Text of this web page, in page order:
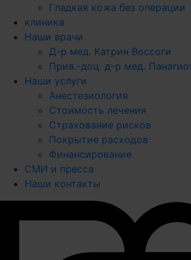
Гладкая кожа без операции
клиника
Наши врачи
Д-р мед. Катрин Воссоги
Прив.-доц. д-р мед.
Наши услуги
Анестезиология
Стоимость лечения
Страхование рисков
Покрытие расходов
Финансирование
СМИ и пресса
Наши контакты